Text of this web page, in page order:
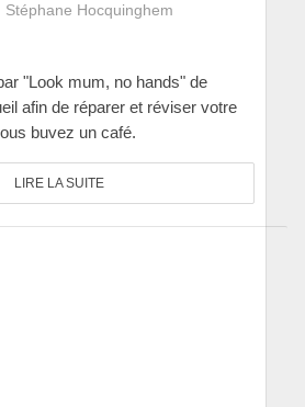
Stéphane Hocquinghem
"Look mum, no hands" de
afin de réparer et réviser votre
buvez un café.
LIRE LA SUITE